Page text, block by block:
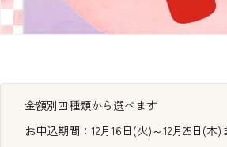
事業
ザキについて
概要
店舗情報
金額別四種類から選べます
お申込期間：12月16日(火)～12月25日(木)